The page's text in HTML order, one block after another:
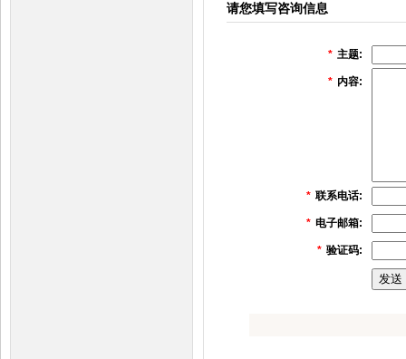
请您填写咨询信息
* 主题:
* 内容:
* 联系电话:
* 电子邮箱:
* 验证码: